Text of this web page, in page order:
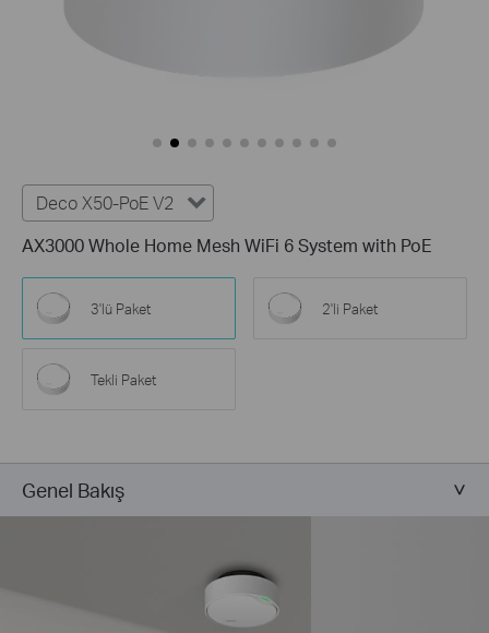
Deco X50-PoE V2
AX3000 Whole Home Mesh WiFi 6 System with PoE
3'lü Paket 2'li Paket
Tekli Paket
Genel Bakış